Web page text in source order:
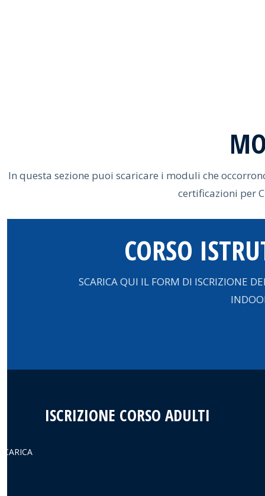
In questa sezione puoi scaricare i moduli che
certificazioni per
CORSO
SCARICA QUI IL FORM DI ISCRIZIONE
ISCRIZIONE CORSO ADULTI